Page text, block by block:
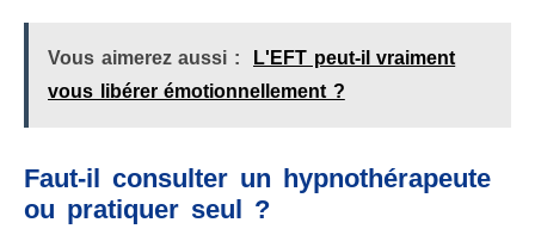
Vous aimerez aussi :
L'EFT peut-il vraiment
vous libérer émotionnellement ?
Faut-il consulter un hypnothérapeute
ou pratiquer seul ?